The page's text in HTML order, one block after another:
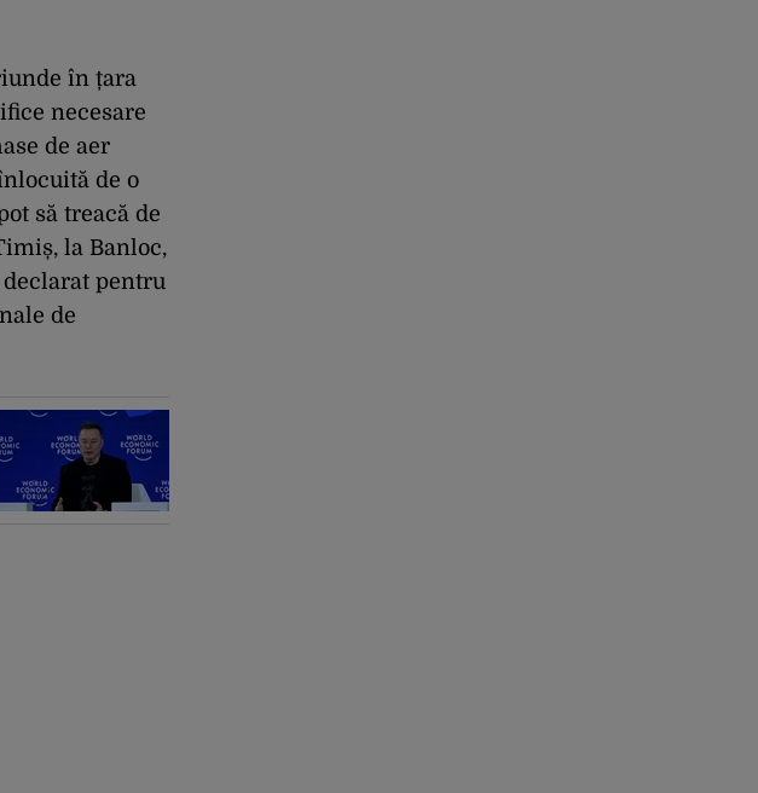
în țara
necesare
de aer
de o
să treacă de
la Banloc,
pentru
de